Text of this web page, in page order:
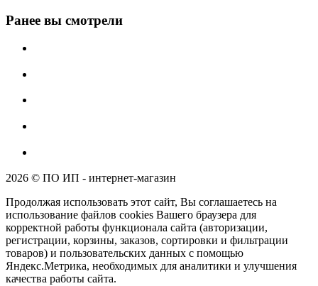
Ранее вы смотрели
2026 © ПО ИП - интернет-магазин
Продолжая использовать этот сайт, Вы соглашаетесь на
использование файлов cookies Вашего браузера для
корректной работы функционала сайта (авторизации,
регистрации, корзины, заказов, сортировки и фильтрации
товаров) и пользовательских данных с помощью
Яндекс.Метрика, необходимых для аналитики и улучшения
качества работы сайта.